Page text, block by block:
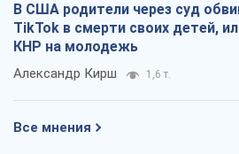
В США родители через суд
TikTok в смерти своих детей,
КНР на молодежь
Александр Кирш 1,6 т.
Все мнения